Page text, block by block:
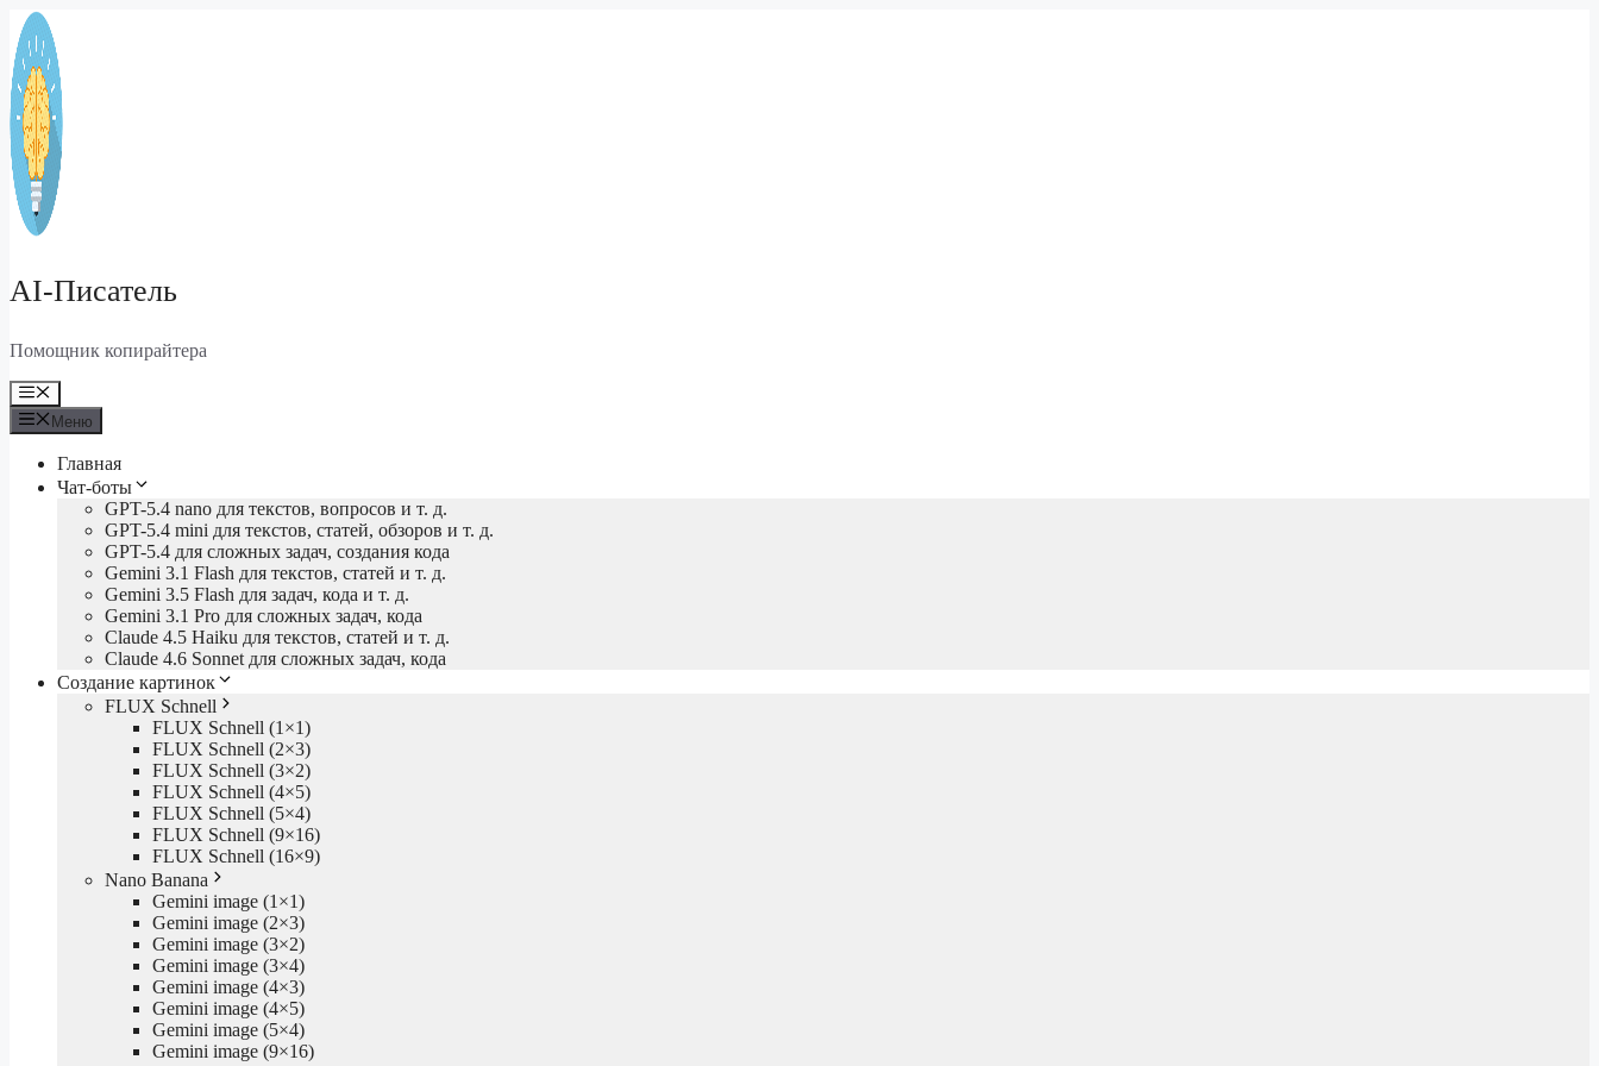
Перейти
содержимому
AI-Писатель
Помощник копирайтера
Меню
Меню
Главная
Чат-боты
GPT-5.4 nano для текстов, вопросов и т. д.
GPT-5.4 mini для текстов, статей, обзоров и т. д.
GPT-5.4 для сложных задач, создания кода
Gemini 3.1 Flash для текстов, статей и т. д.
Gemini 3.5 Flash для задач, кода и т. д.
Gemini 3.1 Pro для сложных задач, кода
Claude 4.5 Haiku для текстов, статей и т. д.
Claude 4.6 Sonnet для сложных задач, кода
Создание картинок
FLUX Schnell
FLUX Schnell (1×1)
FLUX Schnell (2×3)
FLUX Schnell (3×2)
FLUX Schnell (4×5)
FLUX Schnell (5×4)
FLUX Schnell (9×16)
FLUX Schnell (16×9)
Nano Banana
Gemini image (1×1)
Gemini image (2×3)
Gemini image (3×2)
Gemini image (3×4)
Gemini image (4×3)
Gemini image (4×5)
Gemini image (5×4)
Gemini image (9×16)